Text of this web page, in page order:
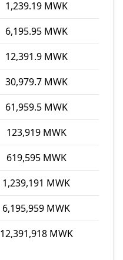
1,239.19 MWK
6,195.95 MWK
12,391.9 MWK
30,979.7 MWK
61,959.5 MWK
123,919 MWK
619,595 MWK
1,239,191 MWK
6,195,959 MWK
12,391,918 MWK